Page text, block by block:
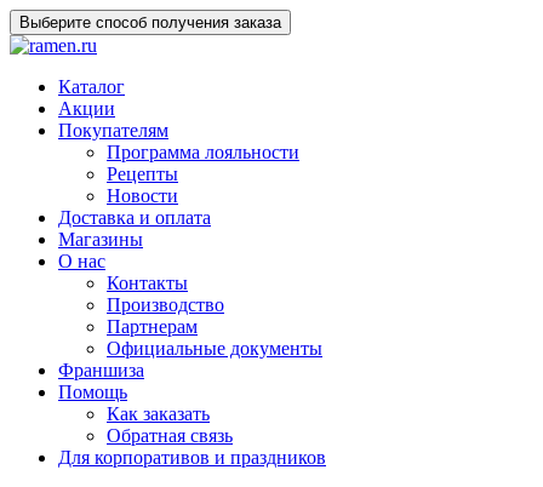
Выберите способ получения заказа
Каталог
Акции
Покупателям
Программа лояльности
Рецепты
Новости
Доставка и оплата
Магазины
О нас
Контакты
Производство
Партнерам
Официальные документы
Франшиза
Помощь
Как заказать
Обратная связь
Для корпоративов и праздников